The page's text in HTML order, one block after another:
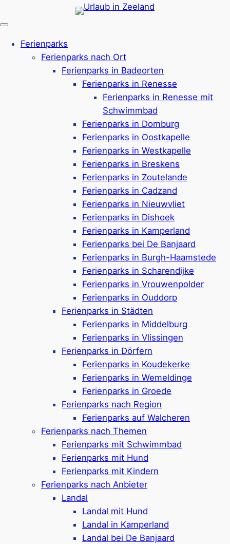
Inhalt
Ferienparks
Ferienparks nach Ort
Ferienparks in Badeorten
Ferienparks in Renesse
Ferienparks in Renesse mit
Schwimmbad
Ferienparks in Domburg
Ferienparks in Oostkapelle
Ferienparks in Westkapelle
Ferienparks in Breskens
Ferienparks in Zoutelande
Ferienparks in Cadzand
Ferienparks in Nieuwvliet
Ferienparks in Dishoek
Ferienparks in Kamperland
Ferienparks bei De Banjaard
Ferienparks in Burgh-Haamstede
Ferienparks in Scharendijke
Ferienparks in Vrouwenpolder
Ferienparks in Ouddorp
Ferienparks in Städten
Ferienparks in Middelburg
Ferienparks in Vlissingen
Ferienparks in Dörfern
Ferienparks in Koudekerke
Ferienparks in Wemeldinge
Ferienparks in Groede
Ferienparks nach Region
Ferienparks auf Walcheren
Ferienparks nach Themen
Ferienparks mit Schwimmbad
Ferienparks mit Hund
Ferienparks mit Kindern
Ferienparks nach Anbieter
Landal
Landal mit Hund
Landal in Kamperland
Landal bei De Banjaard
Urlaub mit Hund in
Scharendijke –
Ferienparks,
Ferienhäuser &
Campingplätze
Ein Urlaub mit Hund in Scharendijke ist die
perfekte Kombination aus Strand, Natur und
hundefreundliche Unterkünfte und Camping.
Das nette Dorf liegt am Grevelingenmeer und
bietet zahlreiche Möglichkeiten für Wassersport
und Ausflüge mit Hund. Viele Ferienhäuser,
Campingplätze und Ferienparks in und um
Scharendijke sind speziell auf Gäste mit Hund
eingestellt und erlauben meist bis zu 2 Hunde
pro Unterkunft. Der Ort begeistert durch seine
Nähe zu langen Sandstränden, die sich ideal für
Spaziergänge eignen. Ihr Hundeurlaub in
Scharendijke kann nur schön werden.